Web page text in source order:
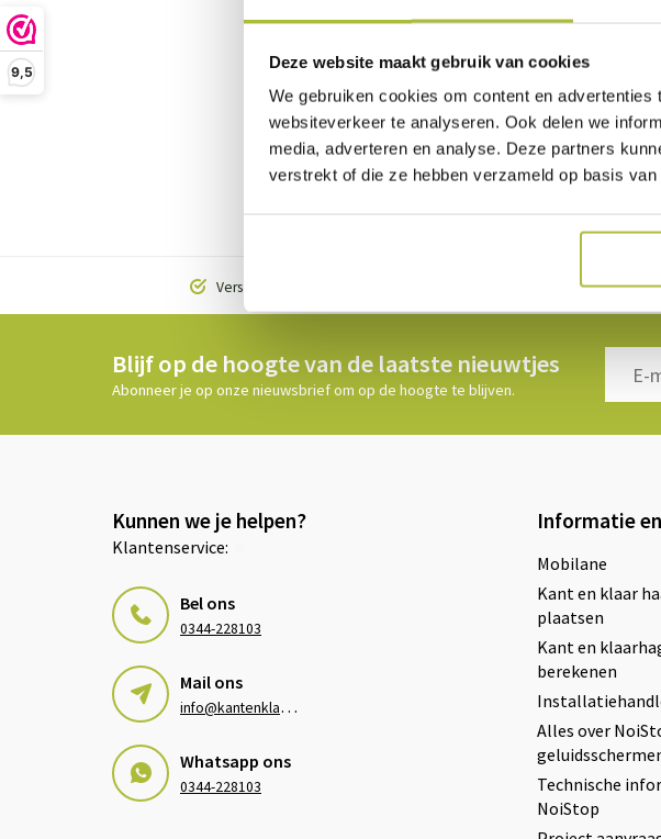
Deze website maakt gebruik van cookies
We gebruiken cookies om content en
websiteverkeer te analyseren. Ook delen we
media, adverteren en analyse. Deze partners
verstrekt of die ze hebben verzameld op basis
9,5 Je sedumdak heeft nog
Naast het halfjaarlijks
ieder half jaar het sedumdak
onderhoud gewoon over het
ook regelmatig te besproeien
sedum slaan het water op.
Vers geleverd vanaf de kwekerij Gratis
Blijf op de hoogte van de laatste nieuwtjes
Abonneer je op onze nieuwsbrief om op de hoogte te blijven.
Kunnen we je helpen?
Klantenservice:
Bel ons
0344-228103
Mail ons
i
nfo@kantenklaarhagen.nl
Whatsapp ons
0344-228103
Informatie
Mobilane
Kant en klaar
plaatsen
Kant en
berekenen
Alles over
Technische
NoiStop